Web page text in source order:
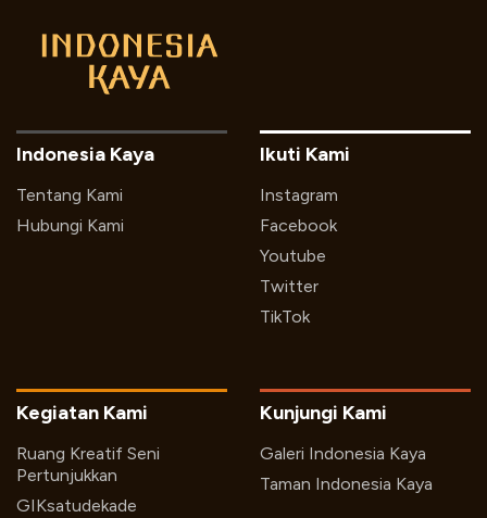
Indonesia Kaya
Tentang Kami
Hubungi Kami
Ikuti Kami
Instagram
Facebook
Youtube
Twitter
TikTok
Kegiatan Kami
Ruang Kreatif Seni
Pertunjukkan
GIKsatudekade
Kunjungi Kami
Galeri Indonesia Kaya
Taman Indonesia Kaya